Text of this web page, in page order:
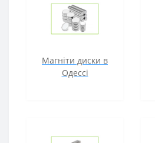
Магніти диски в
Одессі